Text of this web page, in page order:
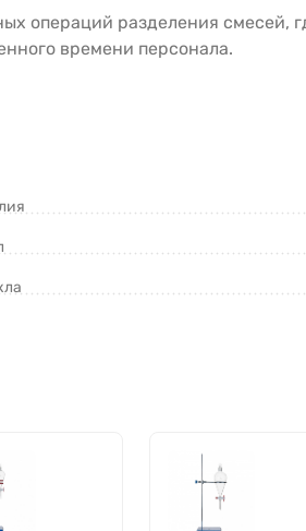
операций разделения смесей,
времени персонала.